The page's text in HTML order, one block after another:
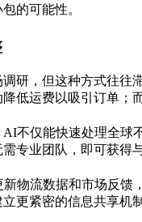
的可能性。
研，但这种方式往往
低运费以吸引订单；
AI不仅能快速处理全球
专业团队，即可获得
物流数据和市场反
更紧密的信息共享机制